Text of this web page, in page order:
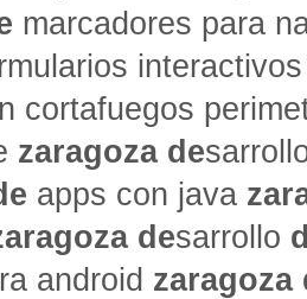
marcadores para
cortafuegos
zaragoza de
apps con java
desarrollo
android zaragoza